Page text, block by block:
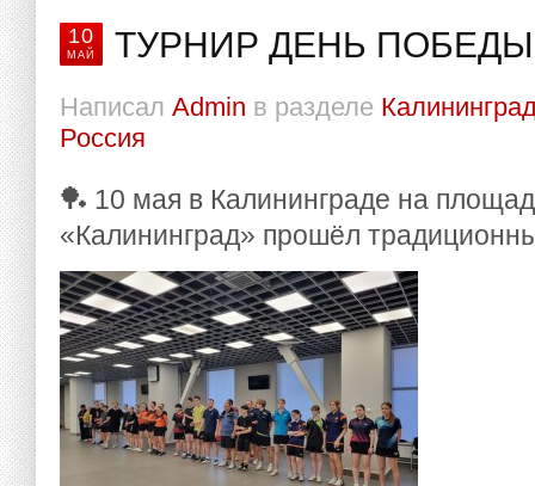
10
МАЙ ТУРНИР ДЕНЬ
Написал Admin в разделе
Россия
🏓 10 мая в Калининграде на
«Калининград» прошёл